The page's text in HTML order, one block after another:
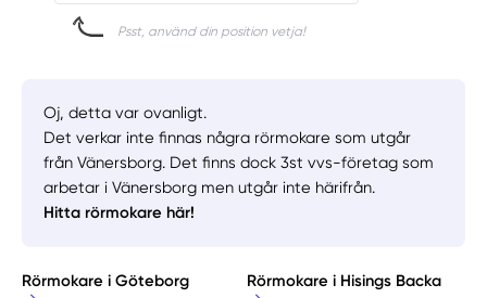
Psst, använd din position vetja!
Oj, detta var ovanligt.
Det verkar inte finnas några rörmokare som utgår
från Vänersborg. Det finns dock 3st vvs-företag som
arbetar i Vänersborg men utgår inte härifrån.
Hitta rörmokare här!
Rörmokare i Göteborg Rörmokare i Hisings Backa